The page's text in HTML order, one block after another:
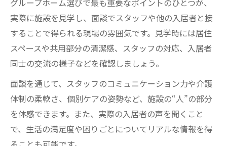
グループホーム選びで最も重要なポイントのひとつが、
実際に施設を見学し、面談でスタッフや他の入居者と接
することで得られる現場の雰囲気です。見学時には居住
スペースや共用部分の清潔感、スタッフの対応、入居者
同士の交流の様子などを確認しましょう。
面談を通じて、スタッフのコミュニケーション力や介護
体制の柔軟さ、個別ケアの姿勢など、施設の“人”の部分
を体感できます。また、実際の入居者の声を聞くこと
で、生活の満足度や困りごとについてリアルな情報を得